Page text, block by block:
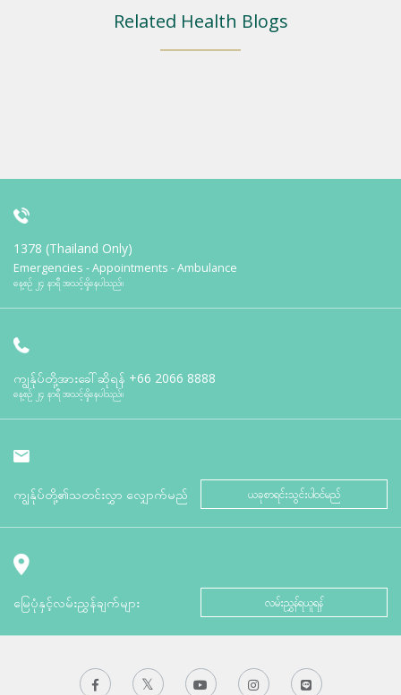
Related Health Blogs
1378 (Thailand Only)
Emergencies - Appointments - Ambulance
နေ့စဉ် ၂၄ နာရီ အသင့်ရှိနေပါသည်။
ကျွန်ုပ်တို့အားခေါ်ဆိုရန် +66 2066 8888
နေ့စဉ် ၂၄ နာရီ အသင့်ရှိနေပါသည်။
ကျွန်ုပ်တို့၏သတင်းလွှာ လျှောက်မည် ယခုစာရင်းသွင်းပါဝင်မည်
မြေပုံနှင့်လမ်းညွှန်ချက်များ လမ်းညွှန်ရယူရန်